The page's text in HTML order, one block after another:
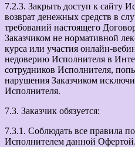
7.2.3. Закрыть доступ к сайту
возврат денежных средств в
требований настоящего
Заказчиком не нормативной
курса или участия онлайн-
недоверию Исполнителя в
сотрудников Исполнителя,
нарушения Заказчиком
Исполнителя.
7.3. Заказчик обязуется:
7.3.1. Соблюдать все правила
Исполнителем данной Офертой.